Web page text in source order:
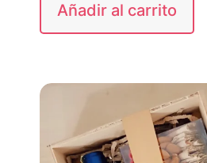
Añadir al carrito